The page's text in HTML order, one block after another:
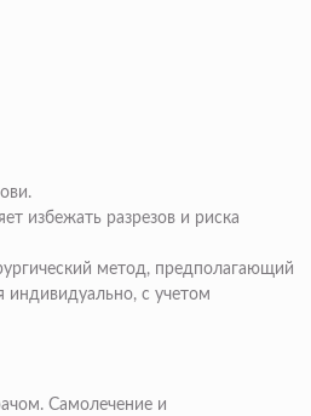
избежать разрезов и риска
метод, предполагающий
индивидуально, с учетом
Самолечение и